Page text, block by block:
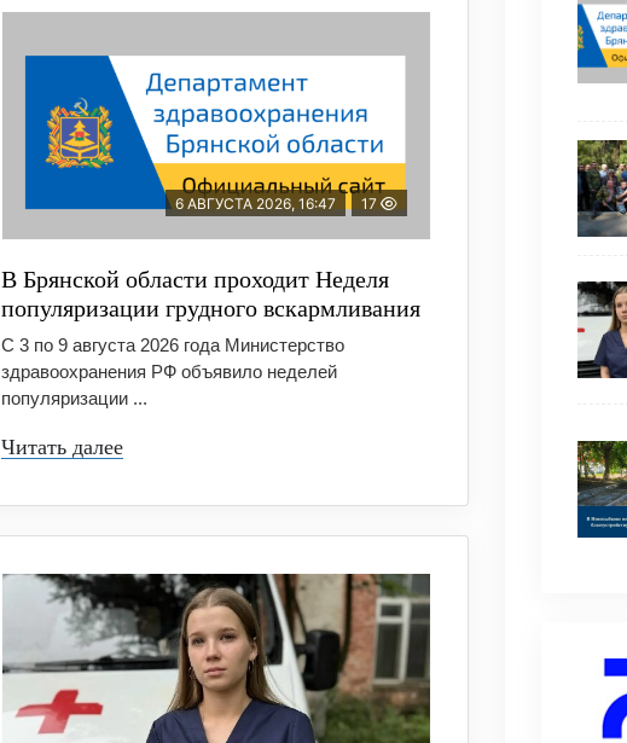
6 АВГУСТА 2026, 16:47 17
В Брянской области проходит Неделя
популяризации грудного вскармливания
С 3 по 9 августа 2026 года Министерство
здравоохранения РФ объявило неделей
популяризации ...
Читать далее